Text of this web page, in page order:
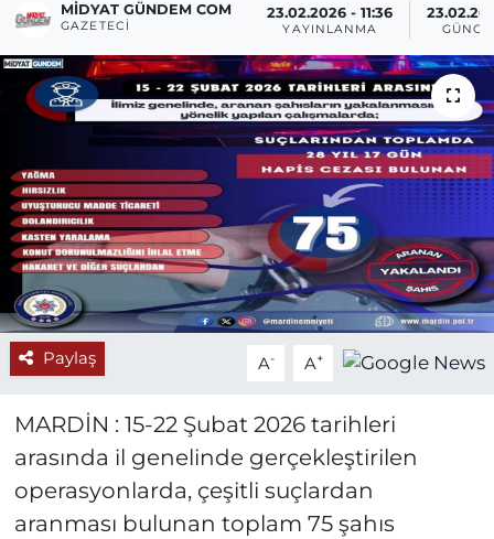
MIDYAT GÜNDEM COM
GAZETECI
23.02.2026 - 11:36
YAYINLANMA
Paylaş A- A+
MARDİN : 15-22 Şubat 2026 tarihleri
arasında il genelinde gerçekleştirilen
operasyonlarda, çeşitli suçlardan
aranması bulunan toplam 75 şahıs